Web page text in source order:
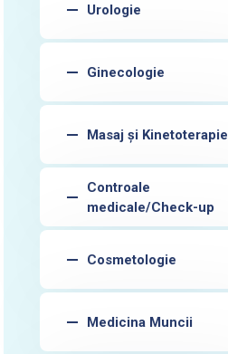
Urologie
Ginecologie
Masaj și Kinetoterapie
Controale
medicale/Check-up
Cosmetologie
Medicina Muncii